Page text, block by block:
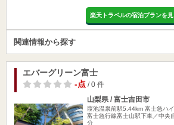
楽天トラベルの宿泊プランを見
関連情報から探す
エバーグリーン富士
-点/ 0 件
山梨県 / 富士吉田市
葭池温泉前駅5.44km 富士急ハ
富士急行線富士山駅下車／中央
分